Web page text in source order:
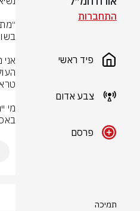
התחברות
פיד ראשי
צבע אדום
פרסם
תמיכה